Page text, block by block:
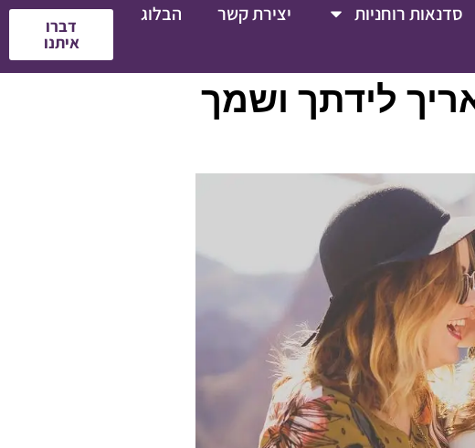
סדנאות רוחניות יצירת קשר
הבלוג
דברו
איתנו
לידתך ושמך